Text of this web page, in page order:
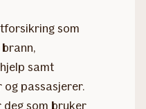
som
samt
passasjerer.
som bruker